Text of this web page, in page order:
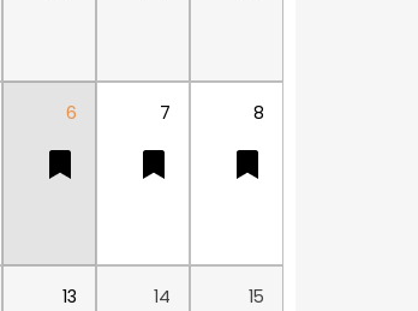
6 7 8
13 14 15